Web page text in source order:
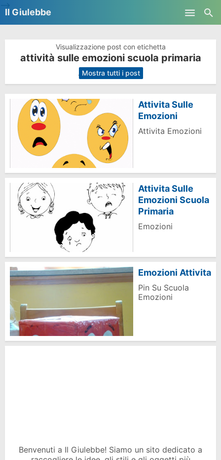
Il Giulebbe
Visualizzazione post con etichetta
attività sulle emozioni scuola primaria
. Mostra tutti i post
Attivita Sulle
Emozioni
Attivita Emozioni
Attivita Sulle
Emozioni Scuola
Primaria
Emozioni
Emozioni Attivita
Pin Su Scuola
Emozioni
Benvenuti a Il Giulebbe! Siamo un sito dedicato a